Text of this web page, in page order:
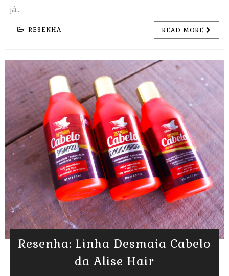
já...
RESENHA READ MORE
Resenha: Linha Desmaia Cabelo
da Alise Hair